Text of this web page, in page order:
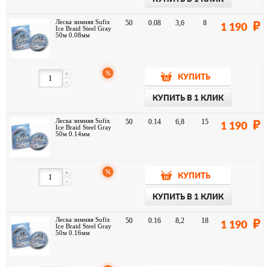
Леска зимняя Sufix
Ice Braid Steel Gray
50м 0.08мм
50 0.08 3,6 8 1 190
-
+ %
КУПИТЬ
КУПИТЬ В 1 КЛИК
Леска зимняя Sufix
Ice Braid Steel Gray
50м 0.14мм
50 0.14 6,8 15 1 190
-
+ %
КУПИТЬ
КУПИТЬ В 1 КЛИК
Леска зимняя Sufix
Ice Braid Steel Gray
50м 0.16мм
50 0.16 8,2 18 1 190